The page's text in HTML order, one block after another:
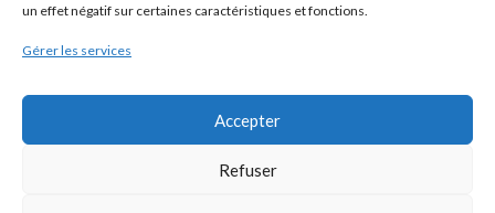
un effet négatif sur certaines caractéristiques et fonctions.
Gérer les services
Accepter
Refuser
Législation Eau
Législation Lubrifiant
Législation Phytosanitaire